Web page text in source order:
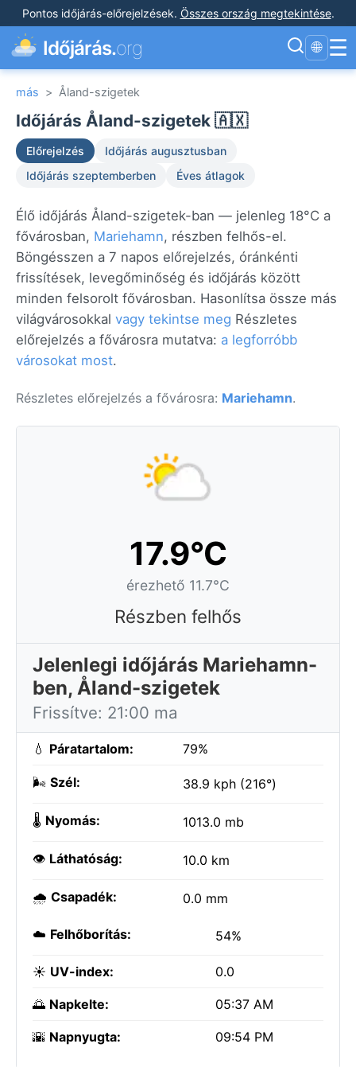
Pontos időjárás-előrejelzések. Összes ország megtekintése.
Időjárás.org 🌐 ☰
más > Åland-szigetek
Időjárás Åland-szigetek 🇦🇽
Előrejelzés
Időjárás augusztusban
Időjárás szeptemberben
Éves átlagok
Élő időjárás Åland-szigetek-ban — jelenleg 18°C a
fővárosban, Mariehamn, részben felhős-el.
Böngésszen a 7 napos előrejelzés, óránkénti
frissítések, levegőminőség és időjárás között
minden felsorolt fővárosban. Hasonlítsa össze más
világvárosokkal vagy tekintse meg Részletes
előrejelzés a fővárosra mutatva: a legforróbb
városokat most.
Részletes előrejelzés a fővárosra: Mariehamn.
17.9°C
érezhető 11.7°C
Részben felhős
Jelenlegi időjárás Mariehamn-
ben, Åland-szigetek
Frissítve: 21:00 ma
💧 Páratartalom: 79%
🌬️ Szél: 38.9 kph (216°)
🌡️ Nyomás: 1013.0 mb
👁️ Láthatóság: 10.0 km
🌧️ Csapadék: 0.0 mm
☁️ Felhőborítás: 54%
☀️ UV-index: 0.0
🌅 Napkelte: 05:37 AM
🌇 Napnyugta: 09:54 PM